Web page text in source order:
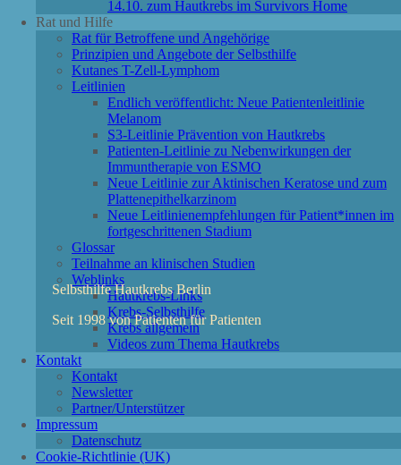
14.10. zum Hautkrebs im Survivors Home
Rat und Hilfe
Rat für Betroffene und Angehörige
Prinzipien und Angebote der Selbsthilfe
Kutanes T-Zell-Lymphom
Leitlinien
Endlich veröffentlicht: Neue Patientenleitlinie
Melanom
S3-Leitlinie Prävention von Hautkrebs
Patienten-Leitlinie zu Nebenwirkungen der
Immuntherapie von ESMO
Neue Leitlinie zur Aktinischen Keratose und zum
Plattenepithelkarzinom
Neue Leitlinienempfehlungen für Patient*innen im
fortgeschrittenen Stadium
Glossar
Teilnahme an klinischen Studien
Weblinks
Hautkrebs-Links
Krebs-Selbsthilfe
Krebs allgemein
Videos zum Thema Hautkrebs
Kontakt
Kontakt
Newsletter
Partner/Unterstützer
Impressum
Datenschutz
Cookie-Richtlinie (UK)
Selbsthilfe Hautkrebs Berlin
Seit 1998 von Patienten für Patienten